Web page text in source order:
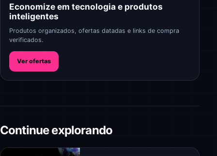
Economize em tecnologia e produtos
inteligentes
Produtos organizados, ofertas datadas e links de compra
verificados.
Ver ofertas
Continue explorando